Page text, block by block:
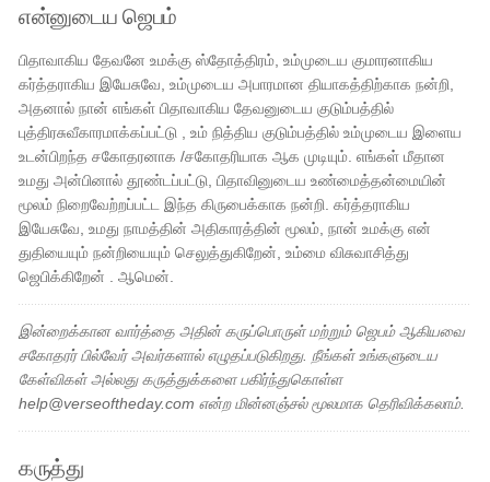
என்னுடைய ஜெபம்
பிதாவாகிய தேவனே உமக்கு ஸ்தோத்திரம், உம்முடைய குமாரனாகிய
கர்த்தராகிய இயேசுவே, உம்முடைய அபாரமான தியாகத்திற்காக நன்றி,
அதனால் நான் எங்கள் பிதாவாகிய தேவனுடைய குடும்பத்தில்
புத்திரசுவீகாரமாக்கப்பட்டு , உம் நித்திய குடும்பத்தில் உம்முடைய இளைய
உடன்பிறந்த சகோதரனாக /சகோதரியாக ஆக முடியும். எங்கள் மீதான
உமது அன்பினால் தூண்டப்பட்டு, பிதாவினுடைய உண்மைத்தன்மையின்
மூலம் நிறைவேற்றப்பட்ட இந்த கிருபைக்காக நன்றி. கர்த்தராகிய
இயேசுவே, உமது நாமத்தின் அதிகாரத்தின் மூலம், நான் உமக்கு என்
துதியையும் நன்றியையும் செலுத்துகிறேன், உம்மை விசுவாசித்து
ஜெபிக்கிறேன் . ஆமென்.
இன்றைக்கான வார்த்தை அதின் கருப்பொருள் மற்றும் ஜெபம் ஆகியவை
சகோதரர் பில்வேர் அவர்களால் எழுதப்படுகிறது. நீங்கள் உங்களுடைய
கேள்விகள் அல்லது கருத்துக்களை பகிர்ந்துகொள்ள
help@verseoftheday.com என்ற மின்னஞ்சல் மூலமாக தெரிவிக்கலாம்.
கருத்து